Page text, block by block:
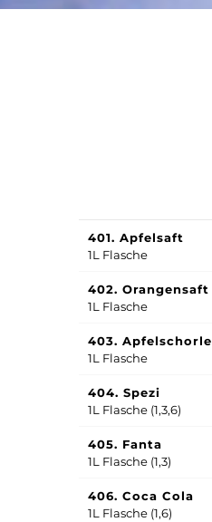
401. Apfelsaft
1L Flasche
402. Orangensaft
1L Flasche
403. Apfelschorle
1L Flasche
404. Spezi
1L Flasche (1,3,6)
405. Fanta
1L Flasche (1,3)
406. Coca Cola
1L Flasche (1,6)